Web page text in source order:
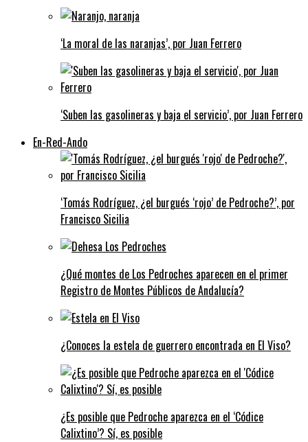
‘La moral de las naranjas’, por Juan Ferrero
‘Suben las gasolineras y baja el servicio’, por Juan Ferrero
En-Red-Ando
‘Tomás Rodríguez, ¿el burgués ‘rojo’ de Pedroche?’, por
Francisco Sicilia
¿Qué montes de Los Pedroches aparecen en el primer
Registro de Montes Públicos de Andalucía?
¿Conoces la estela de guerrero encontrada en El Viso?
¿Es posible que Pedroche aparezca en el ‘Códice
Calixtino’? Sí, es posible